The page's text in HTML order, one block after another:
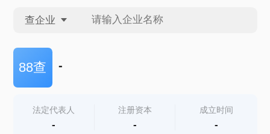
查企业
查企业
查产地
88查 -
法定代表人
-
注册资本
-
成立时间
-